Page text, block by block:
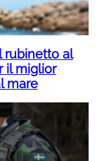
rubinetto al
il miglior
mare